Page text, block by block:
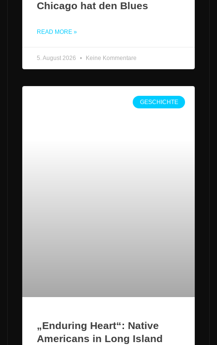
Chicago hat den Blues
READ MORE »
5. August 2026 Keine Kommentare
GESCHICHTE
„Enduring Heart“: Native
Americans in Long Island